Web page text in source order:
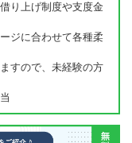
り上げ制度や支度金
ジに合わせて各種柔
すので、未経験の方